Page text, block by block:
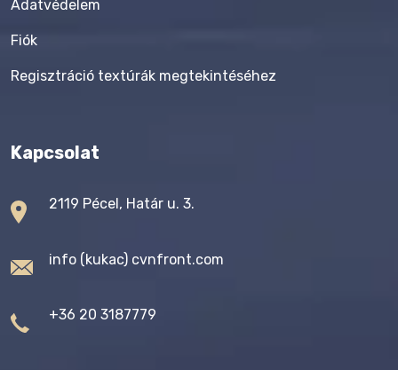
Adatvédelem
Fiók
Regisztráció textúrák megtekintéséhez
Kapcsolat
2119 Pécel, Határ u. 3.
info (kukac) cvnfront.com
+36 20 3187779